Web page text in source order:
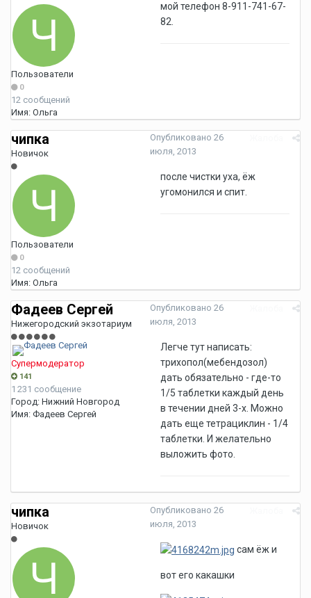
Пользователи
0
12 сообщений
Имя: Ольга
мой телефон 8-911-741-67-
82.
чипка
Новичок
Пользователи
0
12 сообщений
Имя: Ольга
Опубликовано 26
июля, 2013
после чистки уха, ёж
угомонился и спит.
Фадеев Сергей
Нижегородский экзотариум
Супермодератор
141
1 231 сообщение
Город: Нижний Новгород
Имя: Фадеев Сергей
Опубликовано 26
июля, 2013
Легче тут написать:
трихопол(мебендозол)
дать обязательно - где-то
1/5 таблетки каждый день
в течении дней 3-х. Можно
дать еще тетрациклин - 1/4
таблетки. И желательно
выложить фото.
чипка
Новичок
Опубликовано 26
июля, 2013
сам ёж и
вот его какашки